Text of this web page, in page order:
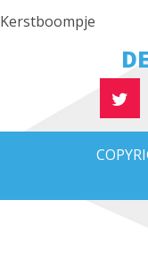
Kerstboompje